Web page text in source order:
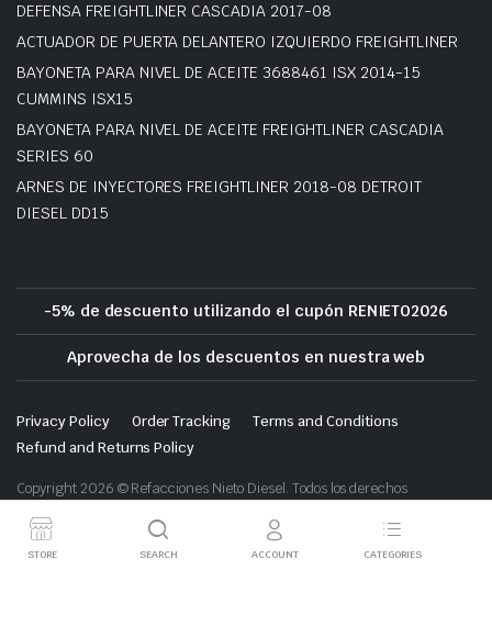
DEFENSA FREIGHTLINER CASCADIA 2017-08
ACTUADOR DE PUERTA DELANTERO IZQUIERDO FREIGHTLINER
BAYONETA PARA NIVEL DE ACEITE 3688461 ISX 2014-15
CUMMINS ISX15
BAYONETA PARA NIVEL DE ACEITE FREIGHTLINER CASCADIA
SERIES 60
ARNES DE INYECTORES FREIGHTLINER 2018-08 DETROIT
DIESEL DD15
-5% de descuento utilizando el cupón RENIETO2026
Aprovecha de los descuentos en nuestra web
Privacy Policy Order Tracking
Terms and Conditions
Refund and Returns Policy
Copyright 2026 © Refacciones Nieto Diesel. Todos los derechos
reservados.
STORE SEARCH ACCOUNT CATEGORIES